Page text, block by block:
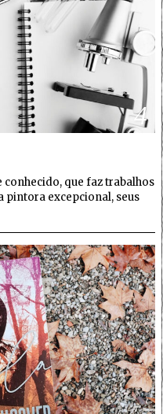
4
que faz trabalhos
pintora excepcional, seus